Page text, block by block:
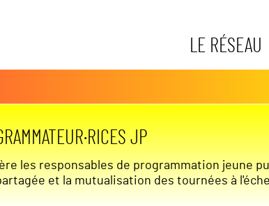
LE RÉSEAU
JP
les responsables de programmation jeune
et la mutualisation des tournées à